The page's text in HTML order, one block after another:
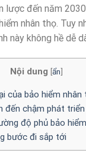
lược đến năm
nhân thọ. Tuy
này không hề dễ
Nội dung [ẩn]
của bảo hiểm
đến chậm phát triển
độ phủ bảo hiểm
bước đi sắp tới